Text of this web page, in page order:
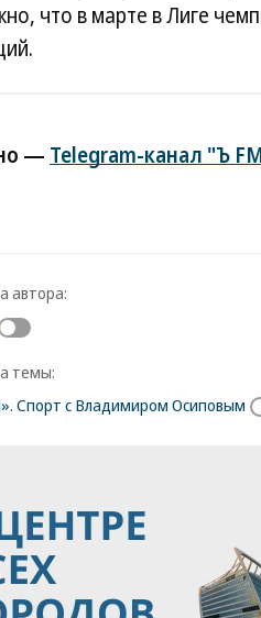
что в марте в Лиге
— Telegram-канал "Ъ
автора:
темы:
Спорт с Владимиром Осиповым